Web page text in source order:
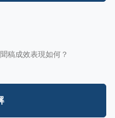
稿成效表現如何？